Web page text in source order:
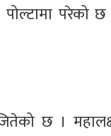
परेको छ
छ ।